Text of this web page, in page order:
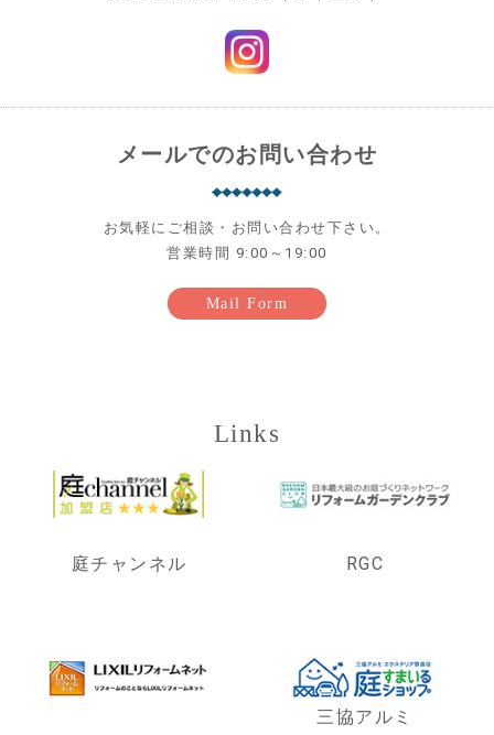
メールでのお問い合わせ
お気軽にご相談・お問い合わせ下さい。
営業時間 9:00～19:00
Mail Form
Links
庭チャンネル RGC
三協アルミ